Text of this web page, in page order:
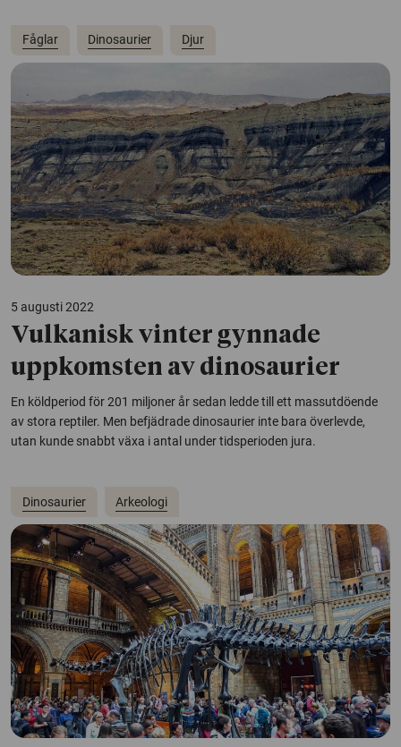
Fåglar Dinosaurier Djur
5 augusti 2022
Vulkanisk vinter gynnade
uppkomsten av dinosaurier
En köldperiod för 201 miljoner år sedan ledde till ett massutdöende
av stora reptiler. Men befjädrade dinosaurier inte bara överlevde,
utan kunde snabbt växa i antal under tidsperioden jura.
Dinosaurier Arkeologi